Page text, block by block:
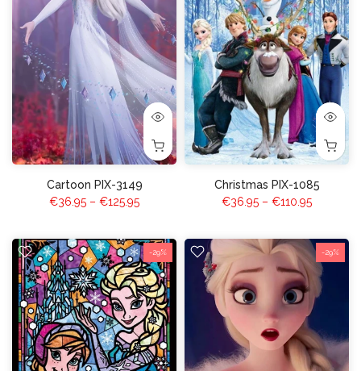
Cartoon PIX-3149
€36.95 – €125.95
Christmas PIX-1085
€36.95 – €110.95
-29% -29%